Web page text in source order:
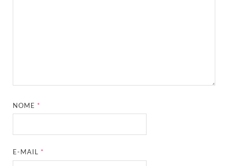
NOME*
E-MAIL*